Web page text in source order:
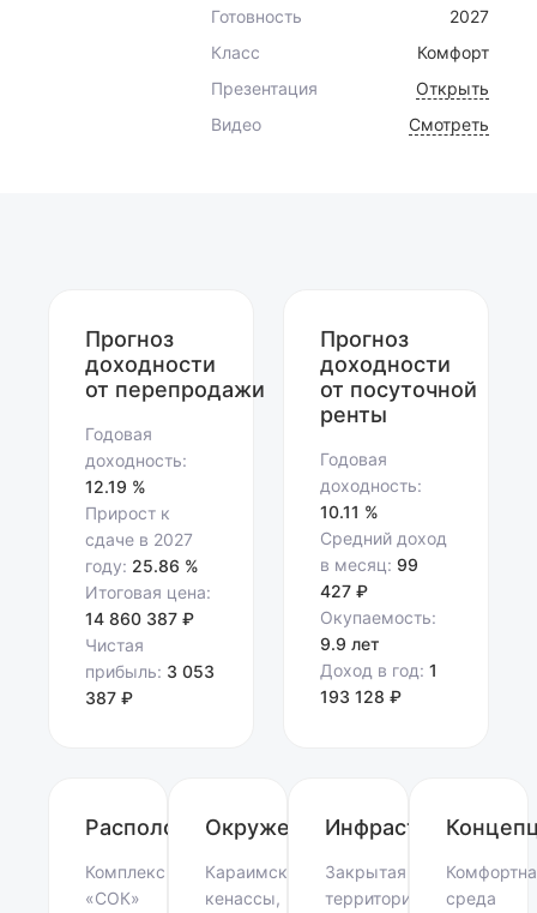
Готовность
2027
Класс
Комфорт
Презентация
Открыть
Видео
Смотреть
Прогноз
доходности
от перепродажи
Годовая
доходность:
12.19 %
Прирост к
сдаче в 2027
году: 25.86 %
Итоговая цена:
14 860 387 ₽
Чистая
прибыль: 3 053
387 ₽
Прогноз
доходности
от посуточной
ренты
Годовая
доходность:
10.11 %
Средний доход
в месяц: 99
427 ₽
Окупаемость:
9.9 лет
Доход в год: 1
193 128 ₽
Расположение
Комплекс
«СОК»
Окружение
Караимские
кенассы,
Инфраструктура
Закрытая
территория,
среда